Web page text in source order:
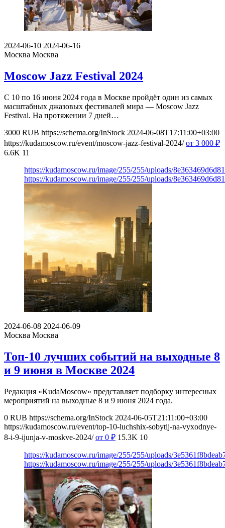
2024-06-10 2024-06-16
Москва Москва
Moscow Jazz Festival 2024
С 10 по 16 июня 2024 года в Москве пройдёт один из самых
масштабных джазовых фестивалей мира — Moscow Jazz
Festival. На протяжении 7 дней…
3000 RUB https://schema.org/InStock 2024-06-08T17:11:00+03:00
https://kudamoscow.ru/event/moscow-jazz-festival-2024/ от 3 000 ₽
6.6K 11
https://kudamoscow.ru/image/255/255/uploads/
https://kudamoscow.ru/image/255/255/uploads/
2024-06-08 2024-06-09
Москва Москва
Топ-10 лучших событий на выходные 8
и 9 июня в Москве 2024
Редакция «KudaMoscow» представляет подборку интересных
мероприятий на выходные 8 и 9 июня 2024 года.
0 RUB https://schema.org/InStock 2024-06-05T21:11:00+03:00
https://kudamoscow.ru/event/top-10-luchshix-sobytij-na-vyxodnye-
8-i-9-ijunja-v-moskve-2024/ от 0 ₽ 15.3K 10
https://kudamoscow.ru/image/255/255/uploads/
https://kudamoscow.ru/image/255/255/uploads/